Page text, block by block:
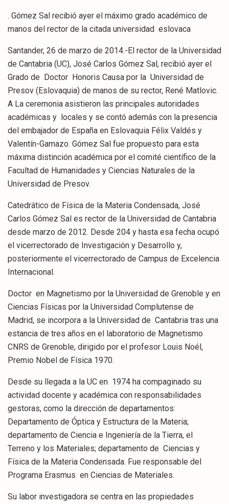
. Gómez Sal recibió ayer el máximo grado académico de
manos del rector de la citada universidad eslovaca
Santander, 26 de marzo de 2014.-El rector de la Universidad
de Cantabria (UC), José Carlos Gómez Sal, recibió ayer el
Grado de Doctor Honoris Causa por la Universidad de
Presov (Eslovaquia) de manos de su rector, René Matlovic.
A La ceremonia asistieron las principales autoridades
académicas y locales y se contó además con la presencia
del embajador de España en Eslovaquia Félix Valdés y
Valentín-Gamazo. Gómez Sal fue propuesto para esta
máxima distinción académica por el comité científico de la
Facultad de Humanidades y Ciencias Naturales de la
Universidad de Presov.
Catedrático de Física de la Materia Condensada, José
Carlos Gómez Sal es rector de la Universidad de Cantabria
desde marzo de 2012. Desde 204 y hasta esa fecha ocupó
el vicerrectorado de Investigación y Desarrollo y,
posteriormente el vicerrectorado de Campus de Excelencia
Internacional.
Doctor en Magnetismo por la Universidad de Grenoble y en
Ciencias Físicas por la Universidad Complutense de
Madrid, se incorpora a la Universidad de Cantabria tras una
estancia de tres años en el laboratorio de Magnetismo
CNRS de Grenoble, dirigido por el profesor Louis Noél,
Premio Nobel de Física 1970.
Desde su llegada a la UC en 1974 ha compaginado su
actividad docente y académica con responsabilidades
gestoras, como la dirección de departamentos:
Departamento de Óptica y Estructura de la Materia;
departamento de Ciencia e Ingeniería de la Tierra, el
Terreno y los Materiales; departamento de Ciencias y
Física de la Materia Condensada. Fue responsable del
Programa Erasmus en Ciencias de Materiales.
Su labor investigadora se centra en las propiedades